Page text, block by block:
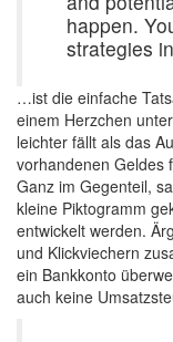
happen.
strategies
…ist die einfache
einem Herzchen
leichter fällt als das
vorhandenen Geldes
Ganz im Gegenteil,
kleine Piktogramm
entwickelt werden.
und Klickviechern
ein Bankkonto
auch keine